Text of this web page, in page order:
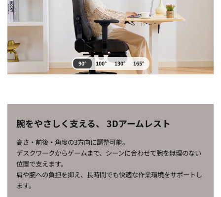
90° 100° 130° 165°
腕をやさしく支える、 3Dアームレスト
高さ・前後・角度の3方向に調整可能。
デスクワークからゲームまで、シーンに合わせて腕を無理のない
位置で支えます。
肩や腕への負担を抑え、長時間でも快適な作業環境をサポートし
ます。